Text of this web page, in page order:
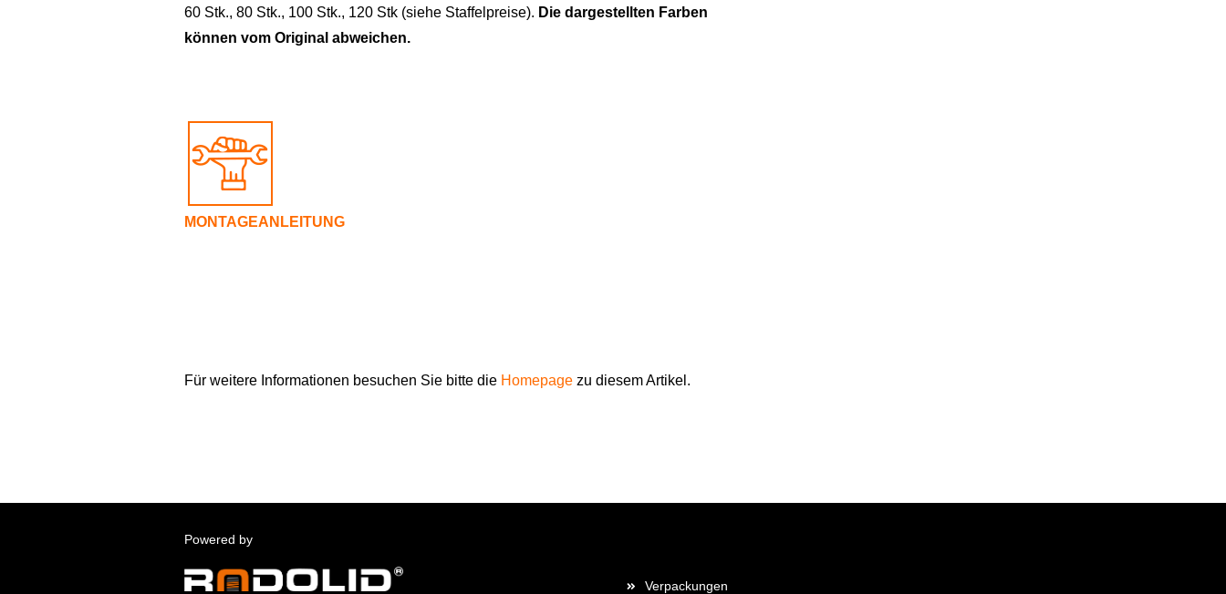
60 Stk., 80 Stk., 100 Stk., 120 Stk (siehe Staffelpreise). ​ Die dargestellten Farben
können vom Original abweichen.
MONTAGEANLEITUNG
Für weitere Informationen besuchen Sie bitte die Homepage zu diesem Artikel.
Powered by
Verpackungen